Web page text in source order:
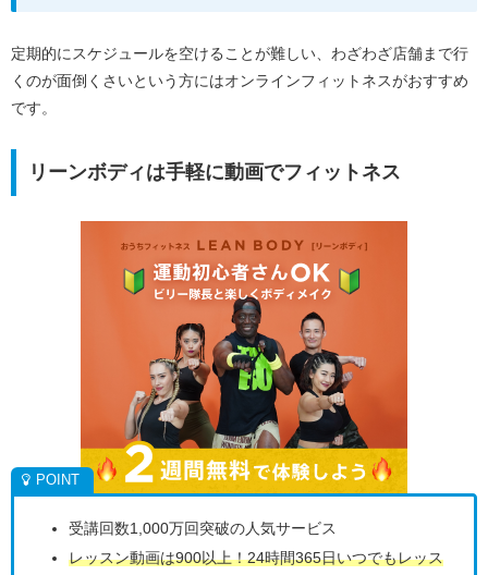
定期的にスケジュールを空けることが難しい、わざわざ店舗まで行
くのが面倒くさいという方にはオンラインフィットネスがおすすめ
です。
リーンボディは手軽に動画でフィットネス
受講回数1,000万回突破の人気サービス
レッスン動画は900以上！24時間365日いつでもレッス